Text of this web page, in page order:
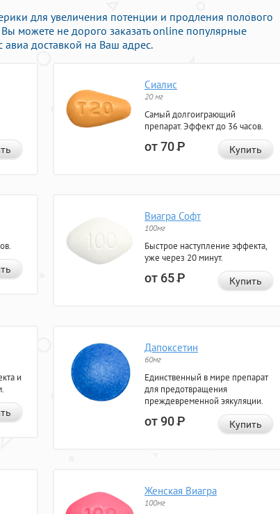
для увеличения потенции и продления полового
Вы можете не дорого заказать online популярные
авиа доставкой на Ваш адрес.
Сиалис
20 мг
Самый долгоиграющий
препарат. Эффект до 36 часов.
от 70Р Купить
Виагра Софт
100мг
Быстрое наступление эффекта,
уже через 20 минут.
от 65Р Купить
и
Дапоксетин
60мг
Единственный в мире препарат
для предотвращения
преждевременной эякуляции.
от 90Р Купить
Женская Виагра
100мг